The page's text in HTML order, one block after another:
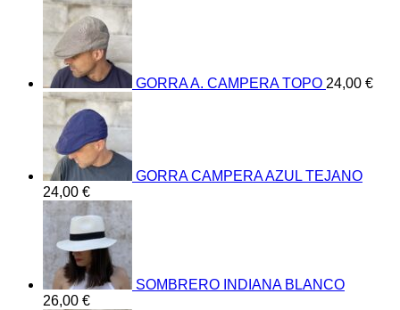
GORRA A. CAMPERA TOPO 24,00 €
GORRA CAMPERA AZUL TEJANO
24,00 €
SOMBRERO INDIANA BLANCO
26,00 €